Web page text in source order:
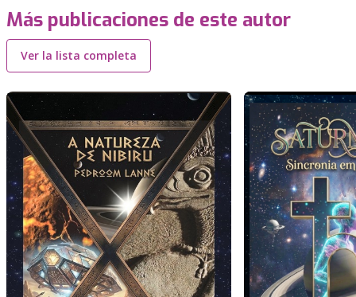
Más publicaciones de este autor
Ver la lista completa